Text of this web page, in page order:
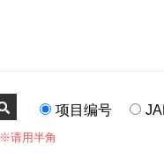
项目编号
※请用半角